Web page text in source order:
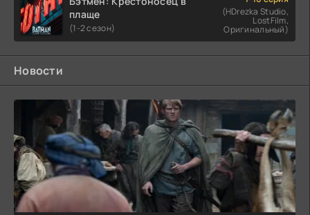
плаще
(1-2 сезон)
(HDrezka Studio,
LostFilm,
Оригинальный)
Новости